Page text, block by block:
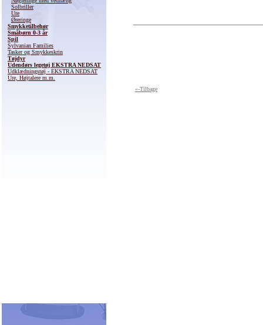
Solbriller
Ure
Øreringe
Smykketilbehør
Småbørn 0-3 år
Spil
Sylvanian Families
Tasker og Smykkeskrin
Tøjdyr
Udendørs legetøj EKSTRA NEDSAT
Udklædningstøj - EKSTRA NEDSAT
Ure, Højtalere m.m.
«-Tilbage